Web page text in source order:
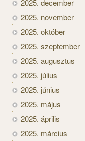
2025. november
2025. október
2025. szeptember
2025. augusztus
2025. július
2025. június
2025. május
2025. április
2025. március